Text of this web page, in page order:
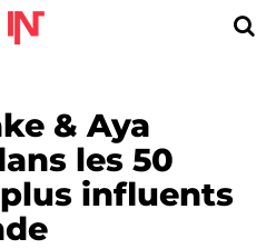
& Aya
les 50
influents